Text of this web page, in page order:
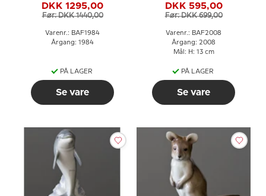
DKK 1295,00
Før: DKK 1440,00
Varenr.: BAF1984
Årgang: 1984
PÅ LAGER
Se vare
DKK 595,00
Før: DKK 699,00
Varenr.: BAF2008
Årgang: 2008
Mål: H: 13 cm
PÅ LAGER
Se vare